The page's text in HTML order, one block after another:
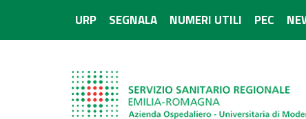
URP SEGNALA NUMERI UTILI PEC